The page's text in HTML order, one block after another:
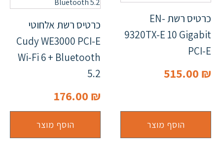
כרטיס רשת EN-
9320TX-E 10 Gigabit
PCI-E
515.00 ₪
הוסף מוצר
כרטיס רשת אלחוטי
Cudy WE3000 PCI-E
Wi-Fi 6 + Bluetooth
5.2
176.00 ₪
הוסף מוצר